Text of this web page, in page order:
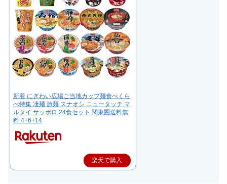
新着 にぎわい広場ご当地カップ麺食べくら
べ特集 凄麺 旅麺 スナオシ ニュータッチ マ
ルタイ サッポロ 24食セット 関東圏送料無
料 4+6+14
楽天で購入